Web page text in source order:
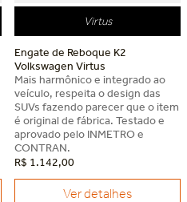
Virtus
Engate de Reboque K2
Volkswagen Virtus
Mais harmônico e integrado ao
veículo, respeita o design das
SUVs fazendo parecer que o item
é original de fábrica. Testado e
aprovado pelo INMETRO e
CONTRAN.
R$ 1.142,00
Ver detalhes